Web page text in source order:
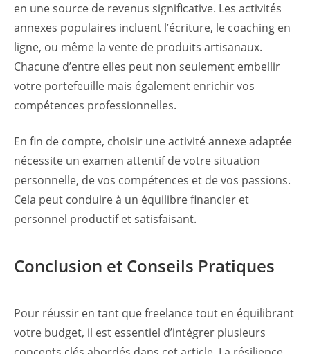
en une source de revenus significative. Les activités
annexes populaires incluent l’écriture, le coaching en
ligne, ou même la vente de produits artisanaux.
Chacune d’entre elles peut non seulement embellir
votre portefeuille mais également enrichir vos
compétences professionnelles.
En fin de compte, choisir une activité annexe adaptée
nécessite un examen attentif de votre situation
personnelle, de vos compétences et de vos passions.
Cela peut conduire à un équilibre financier et
personnel productif et satisfaisant.
Conclusion et Conseils Pratiques
Pour réussir en tant que freelance tout en équilibrant
votre budget, il est essentiel d’intégrer plusieurs